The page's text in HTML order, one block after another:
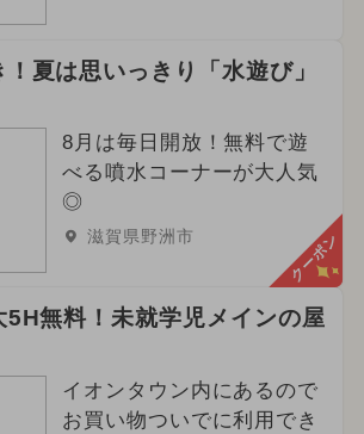
夏は思いっきり「水遊び」
8月は毎日開放！無料で遊
べる噴水コーナーが大人気
◎
滋賀県野洲市 クーポン
5H無料！未就学児メインの屋
イオンタウン内にあるので
お買い物ついでに利用でき